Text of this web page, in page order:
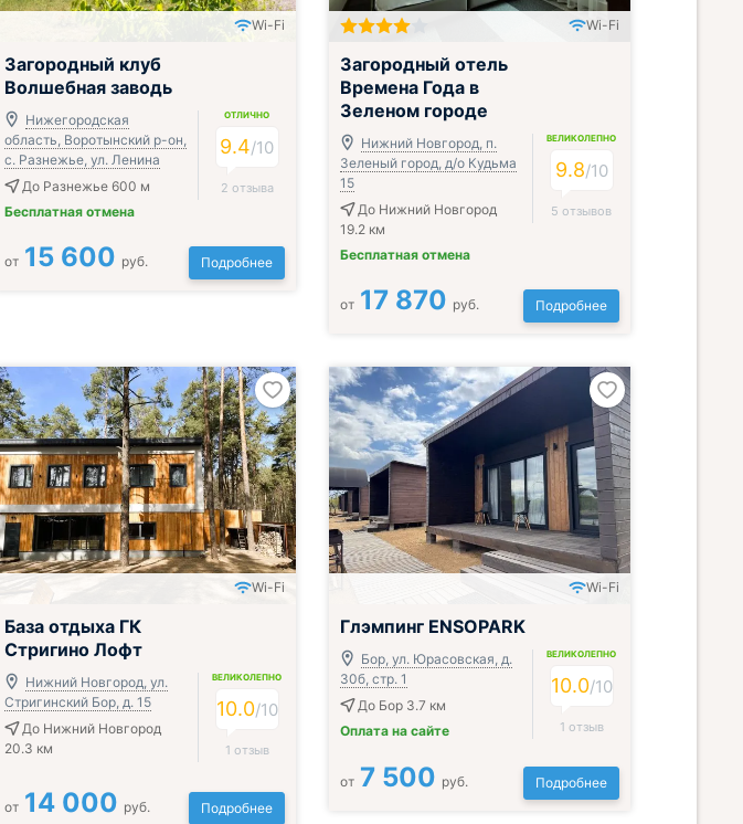
Включён завтрак, обед и ужин
Wi-Fi
Загородный клуб
Волшебная заводь
Нижегородская
область, Воротынский р-он,
с. Разнежье, ул. Ленина
До Разнежье 600 м
Бесплатная отмена
ОТЛИЧНО
9.4/10
2 отзыва
от 15 600 руб. Подробнее
Всё включено
Wi-Fi
Загородный отель
Времена Года в
Зеленом городе
Нижний Новгород, п.
Зеленый город, д/о Кудьма
15
До Нижний Новгород
19.2 км
Бесплатная отмена
ВЕЛИКОЛЕПНО
9.8/10
5 отзывов
от 17 870 руб. Подробнее
Wi-Fi
База отдыха ГК
Стригино Лофт
Нижний Новгород, ул.
Стригинский Бор, д. 15
До Нижний Новгород
20.3 км
ВЕЛИКОЛЕПНО
10.0/10
1 отзыв
от 14 000 руб. Подробнее
Wi-Fi
Глэмпинг ENSOPARK
Бор, ул. Юрасовская, д.
30б, стр. 1
До Бор 3.7 км
Оплата на сайте
ВЕЛИКОЛЕПНО
10.0/10
1 отзыв
от 7 500 руб. Подробнее